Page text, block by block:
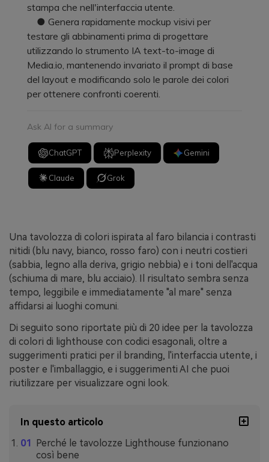
stampa che nell'interfaccia utente.
● Genera rapidamente mockup visivi per
testare gli abbinamenti prima di progettare
utilizzando lo strumento IA text-to-image di
Media.io, mantenendo invariato il prompt di base
del layout e modificando solo le parole dei colori
per ottenere confronti coerenti.
Ask AI for a summary
ChatGPT Perplexity Gemini
Claude Grok
Una tavolozza di colori ispirata al faro bilancia i contrasti
nitidi (blu navy, bianco, rosso faro) con i neutri costieri
(sabbia, legno alla deriva, grigio nebbia) e i toni dell'acqua
(schiuma di mare, blu acciaio). Il risultato sembra senza
tempo, leggibile e immediatamente "al mare" senza
affidarsi ai luoghi comuni.
Di seguito sono riportate più di 20 idee per la tavolozza
di colori di lighthouse con codici esagonali, oltre a
suggerimenti pratici per il branding, l'interfaccia utente, i
poster e l'imballaggio, e i suggerimenti AI che puoi
riutilizzare per visualizzare ogni look.
In questo articolo
Perché le tavolozze Lighthouse funzionano
così bene